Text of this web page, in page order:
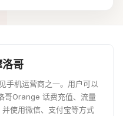
¥29.78
50MAD
哥
手机运营商之一。用户可以
哥Orange 话费充值、流量
使用微信、支付宝等方式